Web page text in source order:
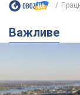
Важливе